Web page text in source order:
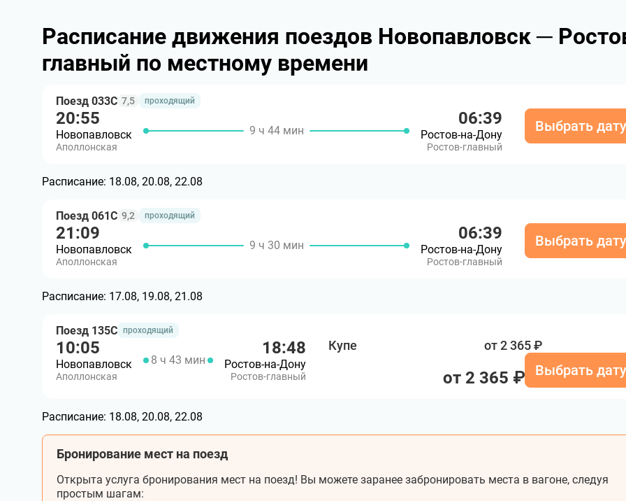
Расписание движения поездов Новопавловск ─
главный по местному времени
Поезд 033С 7,5 проходящий
20:55
Новопавловск
Аполлонская
9 ч 44 мин
06:39
Ростов-на-Дону
Ростов-главный
Выбрать дату
Расписание: 18.08, 20.08, 22.08
Поезд 061С 9,2 проходящий
21:09
Новопавловск
Аполлонская
9 ч 30 мин
06:39
Ростов-на-Дону
Ростов-главный
Выбрать дату
Расписание: 17.08, 19.08, 21.08
Поезд 135С проходящий
10:05
Новопавловск
Аполлонская
8 ч 43 мин
18:48
Ростов-на-Дону
Ростов-главный
Купе от 2 365 ₽
от 2 365 ₽ Выбрать дату
Расписание: 18.08, 20.08, 22.08
Бронирование мест на поезд
Открыта услуга бронирования мест на поезд! Вы можете заранее забронировать места в вагоне, следуя
простым шагам: